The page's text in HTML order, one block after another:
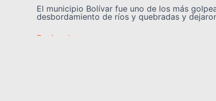
El municipio Bolívar fue uno de los más
desbordamiento de ríos y quebradas y
Regionales